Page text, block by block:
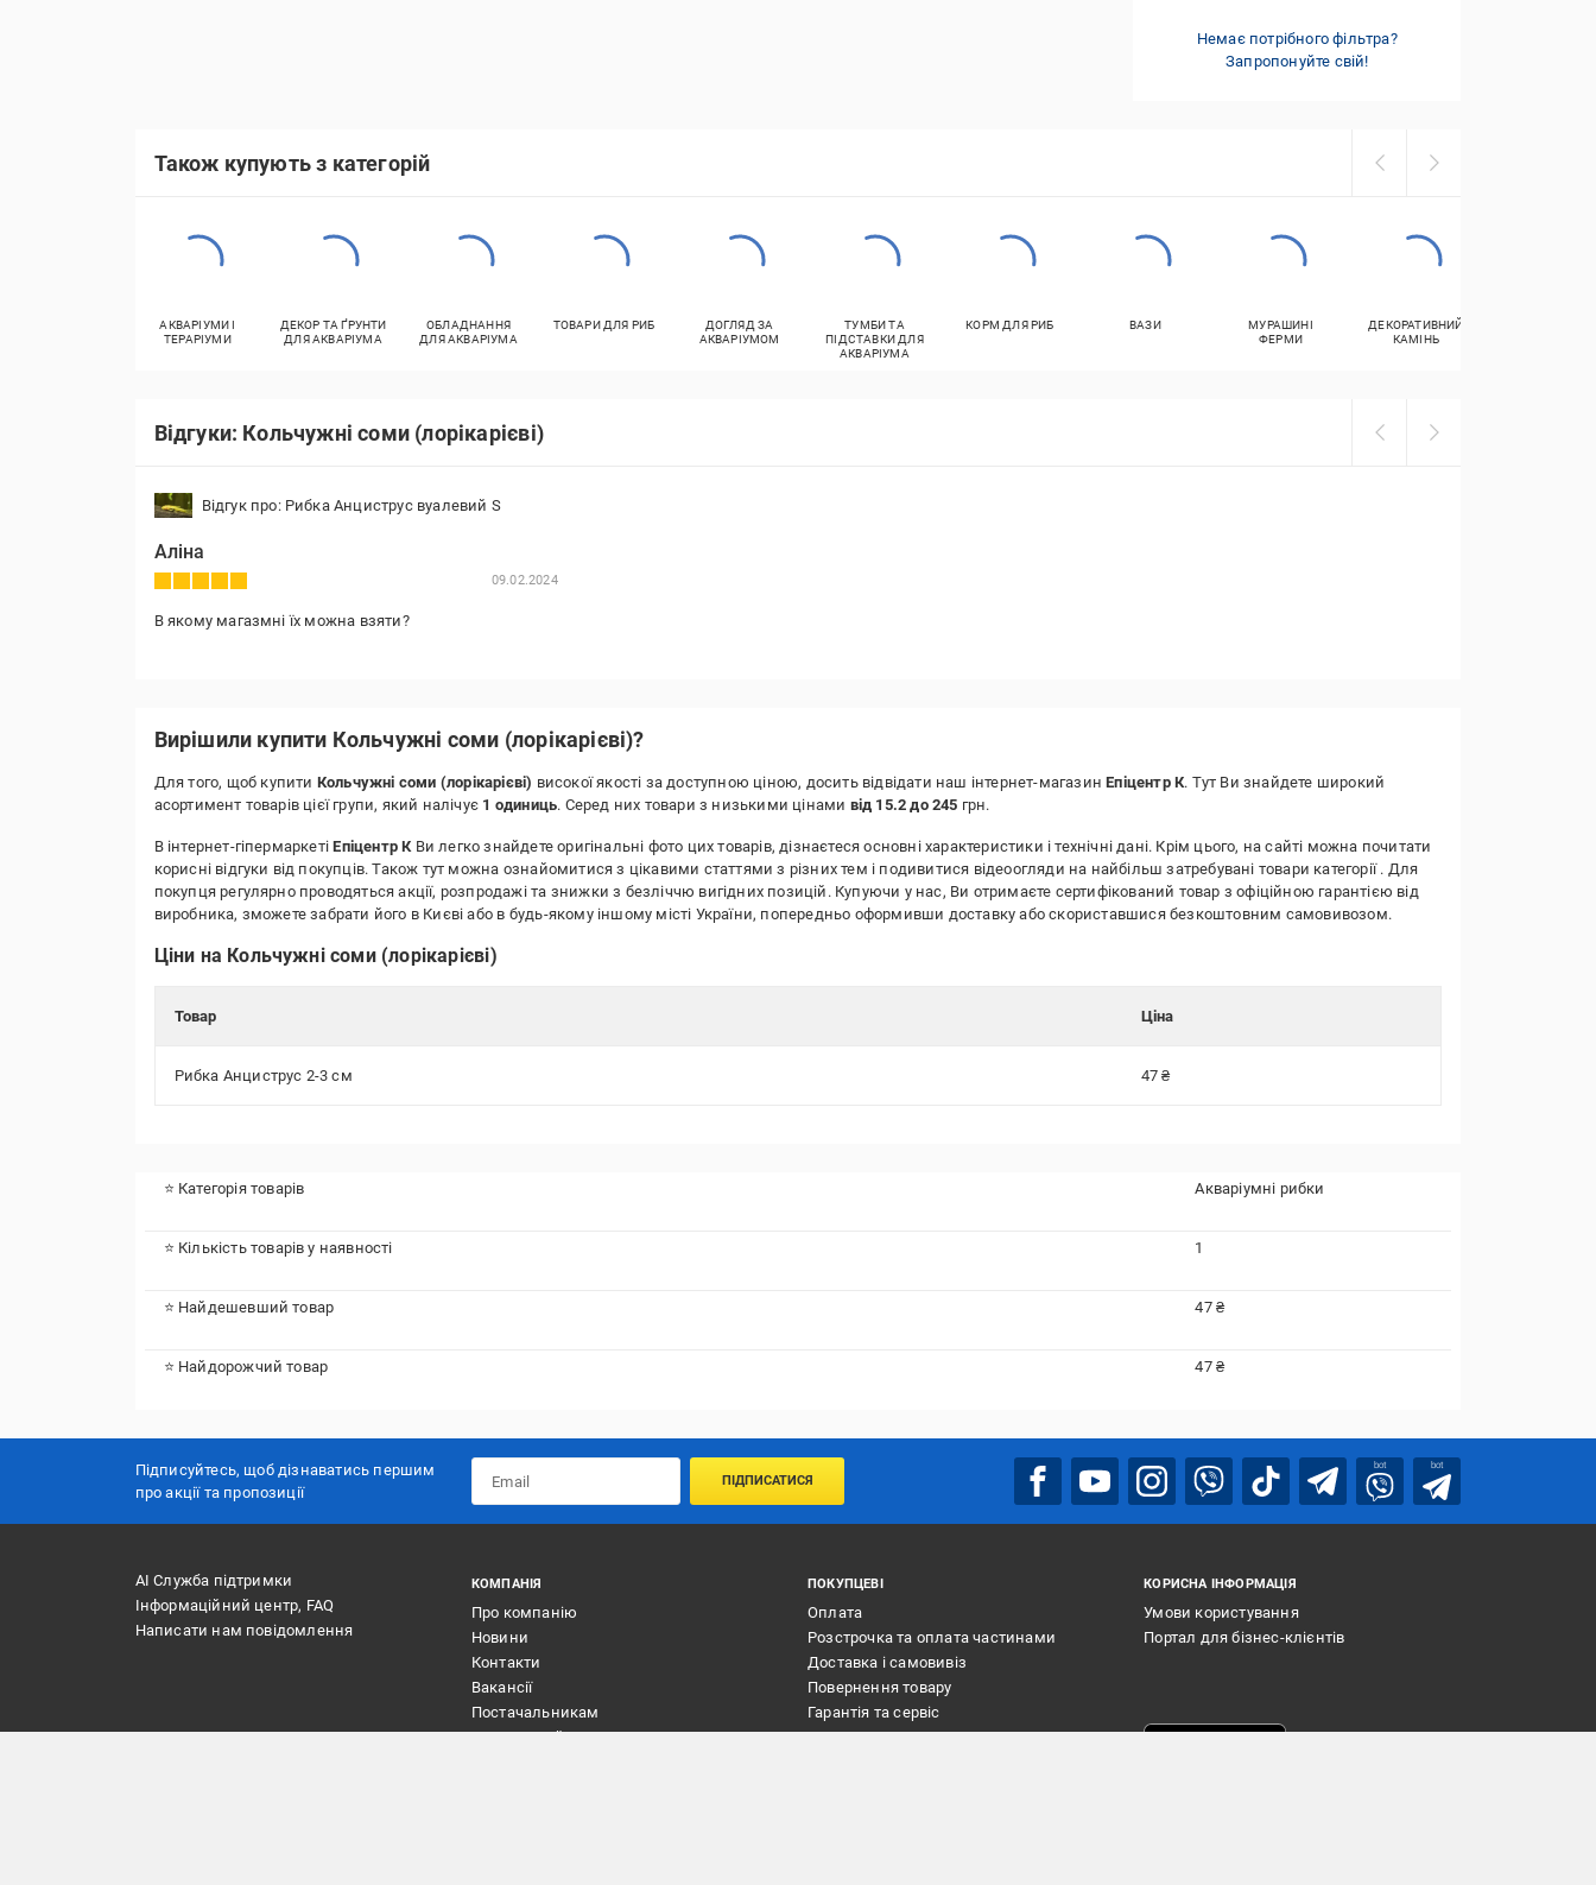
Немає потрібного фільтра?
Запропонуйте свій!
Також купують з категорій
АКВАРІУМИ І
ТЕРАРІУМИ
ДЕКОР ТА ҐРУНТИ
ДЛЯ АКВАРІУМА
ОБЛАДНАННЯ
ДЛЯ АКВАРІУМА
ТОВАРИ ДЛЯ РИБ
ДОГЛЯД ЗА
АКВАРІУМОМ
ТУМБИ ТА
ПІДСТАВКИ ДЛЯ
АКВАРІУМА
КОРМ ДЛЯ РИБ ВАЗИ
МУРАШИНІ
ФЕРМИ
ДЕКОРАТИВНИЙ
КАМІНЬ
Відгуки: Кольчужні соми (лорікарієві)
Відгук про: Рибка Анциструс вуалевий S
Аліна
09.02.2024
В якому магазмні їх можна взяти?
Вирішили купити Кольчужні соми (лорікарієві)?
Для того, щоб купити Кольчужні соми (лорікарієві) високої якості за доступною ціною, досить відвідати наш інтернет-магазинЕпіцентр К. Тут Ви знайдете широкий
асортимент товарів цієї групи, який налічує 1 одиниць. Серед них товари з низькими цінами від 15.2 до 245 грн.
В інтернет-гіпермаркетіЕпіцентр КВи легко знайдете оригінальні фото цих товарів, дізнаєтеся основні характеристики і технічні дані. Крім цього, на сайті можна почитати
корисні відгуки від покупців. Також тут можна ознайомитися з цікавими статтями з різних тем і подивитися відеоогляди на найбільш затребувані товари категорії . Для
покупця регулярно проводяться акції, розпродажі та знижки з безліччю вигідних позицій. Купуючи у нас, Ви отримаєте сертифікований товар з офіційною гарантією від
виробника, зможете забрати його в Києві або в будь-якому іншому місті України, попередньо оформивши доставку або скориставшися безкоштовним самовивозом.
Ціни на Кольчужні соми (лорікарієві)
Товар Ціна
Рибка Анциструс 2-3 см 47 ₴
⭐ Категорія товарів Акваріумні рибки
⭐ Кількість товарів у наявності 1
⭐ Найдешевший товар 47 ₴
⭐ Найдорожчий товар 47 ₴
Підписуйтесь, щоб дізнаватись першим
про акції та пропозиції
ПІДПИСАТИСЯ
bot bot
АІ Служба підтримки
Інформаційний центр, FAQ
Написати нам повідомлення
КОМПАНІЯ
Про компанію
Новини
Контакти
Вакансії
Постачальникам
Маркетплейс
ПОКУПЦЕВІ
Оплата
Розстрочка та оплата частинами
Доставка і самовивіз
Повернення товару
Гарантія та сервіс
Послуги
КОРИСНА ІНФОРМАЦІЯ
Умови користування
Портал для бізнес-клієнтів